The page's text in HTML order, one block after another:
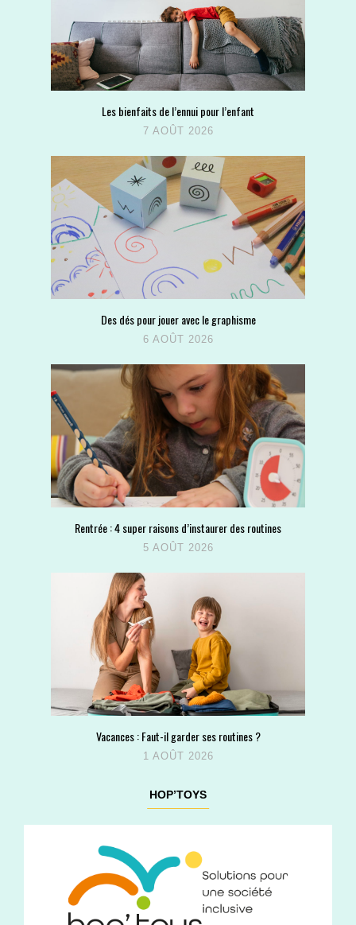
Les bienfaits de l’ennui pour l’enfant
7 AOÛT 2026
Des dés pour jouer avec le graphisme
6 AOÛT 2026
Rentrée : 4 super raisons d’instaurer des routines
5 AOÛT 2026
Vacances : Faut-il garder ses routines ?
1 AOÛT 2026
HOP’TOYS